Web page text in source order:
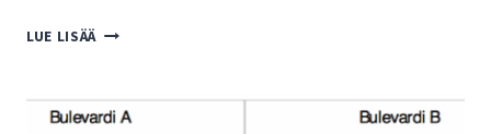
LUE LISÄÄ KUNTAVAALIT
OULUNKYLÄINEN
2/2017: